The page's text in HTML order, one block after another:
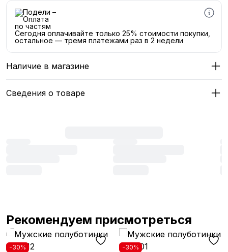
Сегодня оплачивайте только 25% стоимости покупки,
остальное — тремя платежами раз в 2 недели
Наличие в магазине
Сведения о товаре
Рекомендуем присмотреться
-30%
-30%